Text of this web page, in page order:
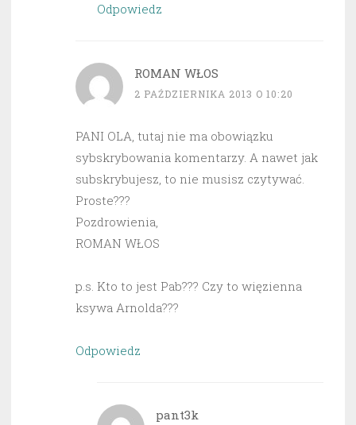
Odpowiedz
ROMAN WŁOS
2 PAŹDZIERNIKA 2013 O 10:20
PANI OLA, tutaj nie ma obowiązku
sybskrybowania komentarzy. A nawet jak
subskrybujesz, to nie musisz czytywać.
Proste???
Pozdrowienia,
ROMAN WŁOS
p.s. Kto to jest Pab??? Czy to więzienna
ksywa Arnolda???
Odpowiedz
pant3k